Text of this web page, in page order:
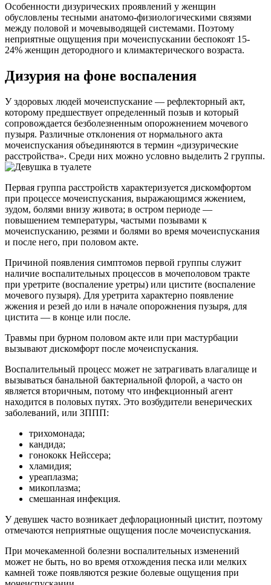
Особенности дизурических проявлений у женщин
обусловлены тесными анатомо-физиологическими связями
между половой и мочевыводящей системами. Поэтому
неприятные ощущения при мочеиспускании беспокоят 15-
24% женщин детородного и климактерического возраста.
Дизурия на фоне воспаления
У здоровых людей мочеиспускание — рефлекторный акт,
которому предшествует определенный позыв и который
сопровождается безболезненным опорожнением мочевого
пузыря. Различные отклонения от нормального акта
мочеиспускания объединяются в термин «дизурические
расстройства». Среди них можно условно выделить 2 группы.
Первая группа расстройств характеризуется дискомфортом
при процессе мочеиспускания, выражающимся жжением,
зудом, болями внизу живота; в остром периоде —
повышением температуры, частыми позывами к
мочеиспусканию, резями и болями во время мочеиспускания
и после него, при половом акте.
Причиной появления симптомов первой группы служит
наличие воспалительных процессов в мочеполовом тракте
при уретрите (воспаление уретры) или цистите (воспаление
мочевого пузыря). Для уретрита характерно появление
жжения и резей до или в начале опорожнения пузыря, для
цистита — в конце или после.
Травмы при бурном половом акте или при мастурбации
вызывают дискомфорт после мочеиспускания.
Воспалительный процесс может не затрагивать влагалище и
вызываться банальной бактериальной флорой, а часто он
является вторичным, потому что инфекционный агент
находится в половых путях. Это возбудители венерических
заболеваний, или ЗППП:
трихомонада;
кандида;
гонококк Нейссера;
хламидия;
уреаплазма;
микоплазма;
смешанная инфекция.
У девушек часто возникает дефлорационный цистит, поэтому
отмечаются неприятные ощущения после мочеиспускания.
При мочекаменной болезни воспалительных изменений
может не быть, но во время отхождения песка или мелких
камней тоже появляются резкие болевые ощущения при